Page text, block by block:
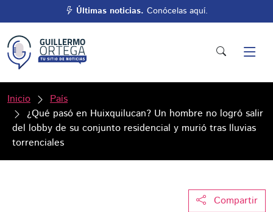
Últimas noticias. Conócelas aquí.
Inicio
País
¿Qué pasó en Huixquilucan? Un hombre no logró salir
del lobby de su conjunto residencial y murió tras lluvias
torrenciales
Compartir